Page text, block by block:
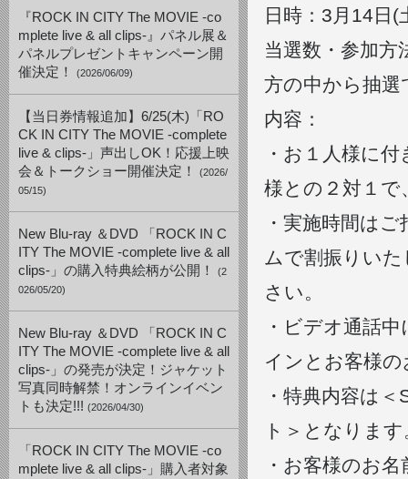
『ROCK IN CITY The MOVIE -co
mplete live & all clips-』パネル展＆
パネルプレゼントキャンペーン開
催決定！
(2026/06/09)
【当日券情報追加】6/25(木)「RO
CK IN CITY The MOVIE -complete
live & clips-」声出しOK！応援上映
会＆トークショー開催決定！
(2026/
05/15)
New Blu-ray ＆DVD 「ROCK IN C
ITY The MOVIE -complete live & all
clips-」の購入特典絵柄が公開！
(2
026/05/20)
New Blu-ray ＆DVD 「ROCK IN C
ITY The MOVIE -complete live & all
clips-」の発売が決定！ジャケット
写真同時解禁！オンラインイベン
トも決定!!! (2026/04/30)
「ROCK IN CITY The MOVIE -co
mplete live & all clips-」購入者対象
日時：3月14日(
当選数・参加
方の中から抽
内容：
・お１人様に
様との２対１
・実施時間は
ムで割振りい
さい。
・ビデオ通話
インとお客様
・特典内容は
ト＞となります
・お客様のお